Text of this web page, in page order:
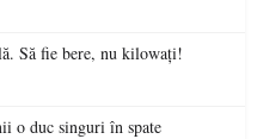
Să fie bere, nu kilowați!
Crucea grea pe care românii o duc singuri în spate